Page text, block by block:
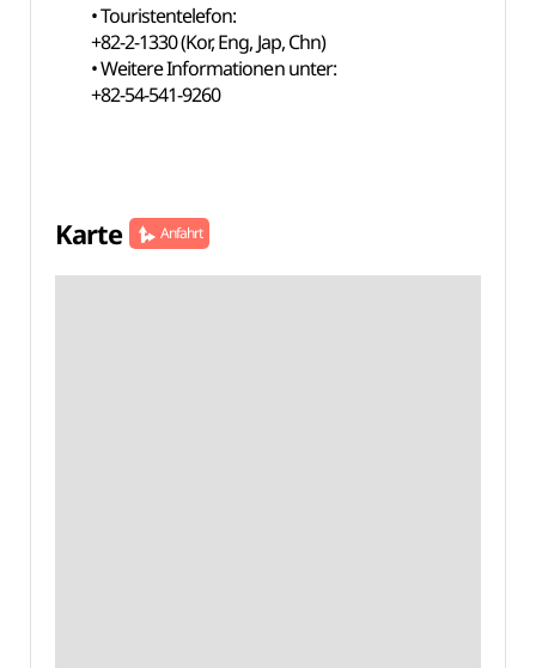
• Touristentelefon:
+82-2-1330 (Kor, Eng, Jap, Chn)
• Weitere Informationen unter:
+82-54-541-9260
Karte Anfahrt